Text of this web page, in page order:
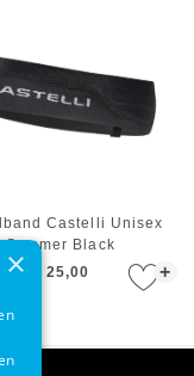
+
Castelli Unisex
Summer Black
€ 25,00
×